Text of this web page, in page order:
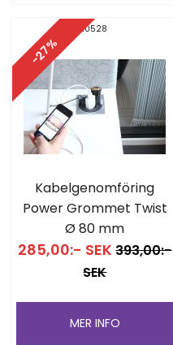
-27%
10528
Kabelgenomföring
Power Grommet Twist
Ø 80 mm
285,00:- SEK 393,00:-
SEK
MER INFO